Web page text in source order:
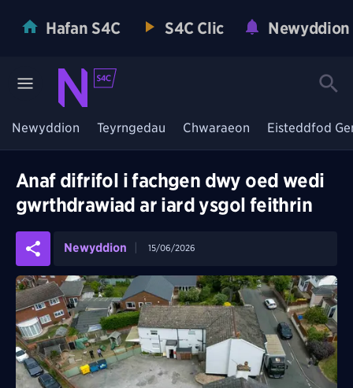
Hafan S4C S4C Clic Newyddion
Newyddion Teyrngedau Chwaraeon Eisteddfod
Anaf difrifol i fachgen dwy oed wedi
gwrthdrawiad ar iard ysgol feithrin
Newyddion 15/06/2026